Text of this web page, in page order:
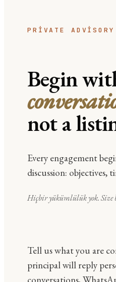
PRIVATE
Begin
not a
Every engagement
discussion: objectives,
Hiçbir yükümlülük yok. Size
Tell us what you are
principal will reply